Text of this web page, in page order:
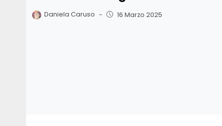
Daniela Caruso - 16 Marzo 2025